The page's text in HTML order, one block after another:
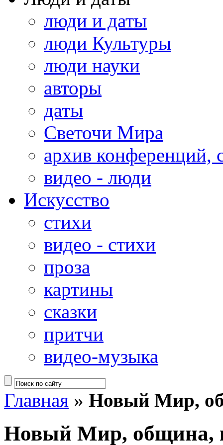
люди и даты
люди Культуры
люди науки
авторы
даты
Светочи Мира
архив конференций,
видео - люди
Искусство
стихи
видео - стихи
проза
картины
сказки
притчи
видео-музыка
Главная » Новый Мир,
Новый Мир, община,